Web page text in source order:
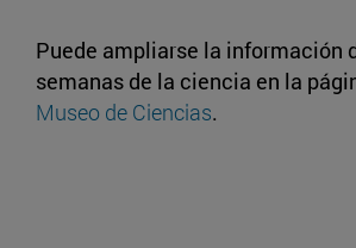
Puede ampliarse la información
semanas de la ciencia en la
Museo de Ciencias.